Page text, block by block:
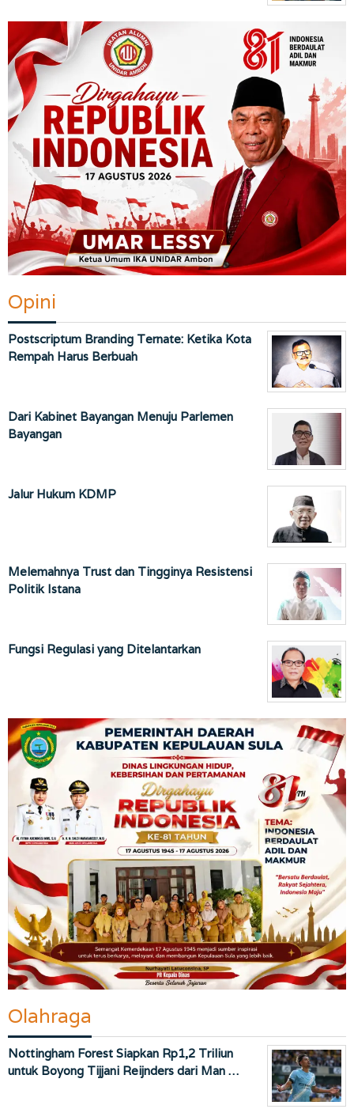
Opini
Postscriptum Branding Ternate: Ketika Kota
Rempah Harus Berbuah
Dari Kabinet Bayangan Menuju Parlemen
Bayangan
Jalur Hukum KDMP
Melemahnya Trust dan Tingginya Resistensi
Politik Istana
Fungsi Regulasi yang Ditelantarkan
Olahraga
Nottingham Forest Siapkan Rp1,2 Triliun
untuk Boyong Tijjani Reijnders dari Man …